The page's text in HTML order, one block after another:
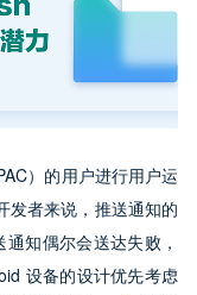
）的用户进行用户运
发者来说，推送通知的
知偶尔会送达失败，
设备的设计优先考虑